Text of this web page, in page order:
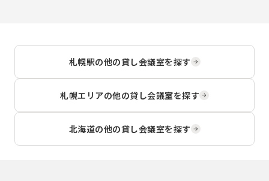
札幌駅の他の貸し会議室を探す
札幌エリアの他の貸し会議室を探す
北海道の他の貸し会議室を探す